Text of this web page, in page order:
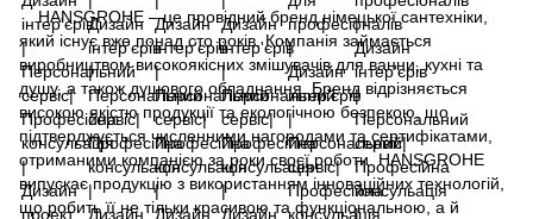
HANSGROHE – це провідний бренд німецької сантехніки,
який існує вже понад сто років. Компанія займається
виробництвом високоякісних змішувачів для ванни, кухні та
душу, а також душового обладнання. Бренд відрізняється
високою якістю продукції та екологічною безпекою, що
підтверджується численними нагородами та сертифікатами,
отриманими компанією за роки своєї роботи. HANSGROHE
випускає продукцію з використанням інноваційних технологій,
що робить її не тільки красивою та функціональною, а й